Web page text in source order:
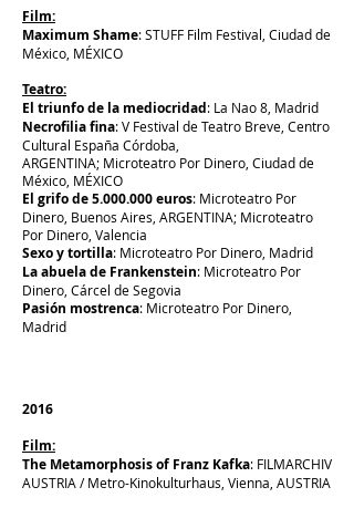
Film:
Maximum Shame: STUFF Film Festival, Ciudad de
México, MÉXICO
Teatro:
El triunfo de la mediocridad: La Nao 8, Madrid
Necrofilia fina: V Festival de Teatro Breve, Centro
Cultural España Córdoba,
ARGENTINA; Microteatro Por Dinero, Ciudad de
México, MÉXICO
El grifo de5.000.000euros: Microteatro Por
Dinero, Buenos Aires, ARGENTINA; Microteatro
Por Dinero, Valencia
Sexo y tortilla: Microteatro Por Dinero, Madrid
La abuela de Frankenstein: Microteatro Por
Dinero, Cárcel de Segovia
Pasión mostrenca: Microteatro Por Dinero,
Madrid
2016
Film:
The Metamorphosis of Franz Kafka: FILMARCHIV
AUSTRIA / Metro-Kinokulturhaus, Vienna, AUSTRIA